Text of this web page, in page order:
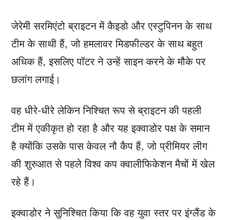
जेरेमी सरमिएंटो ब्राइटन में कैइडो और एस्टुपिनन के साथ
टीम के साथी हैं, जो हमलावर मिडफील्डर के साथ बहुत
अधिक हैं, इसलिए पॉटर ने उन्हें साइन करने के मौके पर
छलांग लगाई।
वह धीरे-धीरे लेकिन निश्चित रूप से ब्राइटन की पहली
टीम में एकीकृत हो रहा है और यह इक्वाडोर पक्ष के समान
है क्योंकि उसके पास केवल नौ कैप हैं, जो प्रीमियर लीग
की शुरुआत से पहले विश्व कप क्वालीफिकेशन मैचों में खेल
रहे हैं।
इक्वाडोर ने सुनिश्चित किया कि वह युवा स्तर पर इंग्लैंड के